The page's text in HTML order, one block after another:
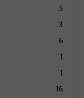
5
3
6
1
1
16